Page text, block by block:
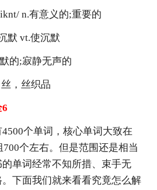
n.有意义的;重要的
默 vt.使沉默
的;寂静无声的
，丝织品
个单词，核心单词大致在
个左右。但是范围还是相当
单词经常不知所措、束手无
下面我们就来看看究竟怎么解